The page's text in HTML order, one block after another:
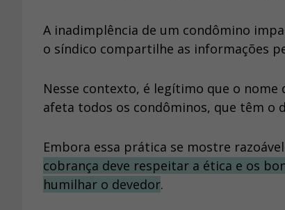
A inadimplência de um condômino
o síndico compartilhe as informações
Nesse contexto, é legítimo que o nome
afeta todos os condôminos, que têm o
Embora essa prática se mostre
cobrança deve respeitar a ética e os
humilhar o devedor.